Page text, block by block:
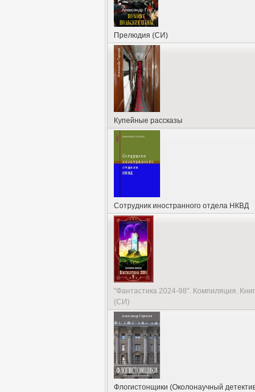
Прелюдия (СИ)
Купейные рассказы
Сотрудник иностранного отдела НКВД
"Фантастика 2024-98". Компиляция.
(СИ)
Флогистонщики (Околонаучный